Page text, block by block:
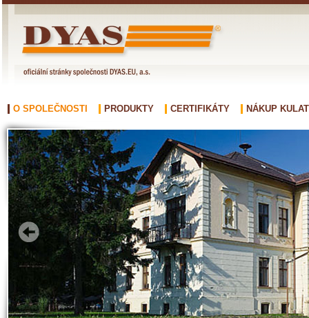
O SPOLEČNOSTI PRODUKTY CERTIFIKÁTY NÁKUP